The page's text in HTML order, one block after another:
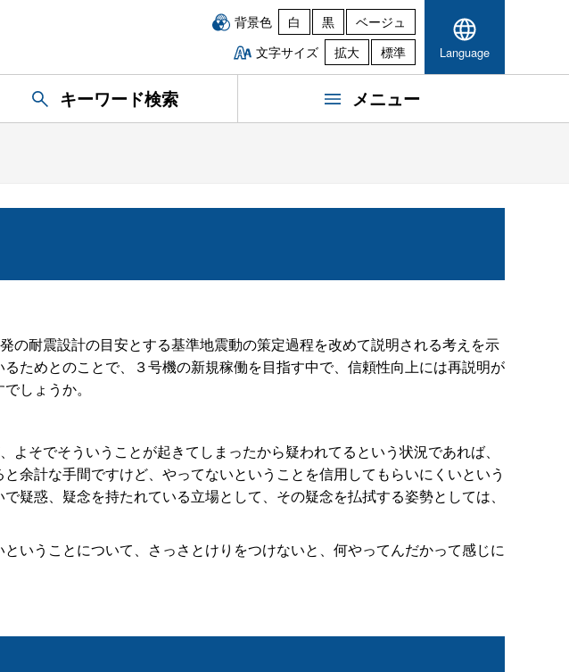
背景色 白 黒
ベージュ
文字サイズ
拡大 標準 Language
キーワード検索 メニュー
耐震設計の目安とする基準地震動の策定過程を改めて説明される考えを示
ためとのことで、３号機の新規稼働を目指す中で、信頼性向上には再説明が
しょうか。
そでそういうことが起きてしまったから疑われてるという状況であれば、
余計な手間ですけど、やってないということを信用してもらいにくいという
惑、疑念を持たれている立場として、その疑念を払拭する姿勢としては、
いうことについて、さっさとけりをつけないと、何やってんだかって感じに